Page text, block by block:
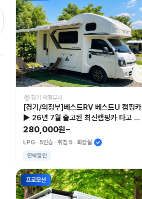
경기 의정부시
[경기/의정부]베스트RV 베스트U 캠핑카
▶ 26년 7월 출고된 최신캠핑카 타고 캠
핑 떠나 보세요◀57호 LPG
280,000원~
LPG 5인승 취침 5 화장실
연박할인
프로모션